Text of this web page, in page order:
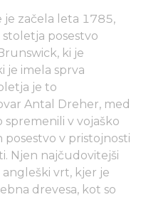
je začela leta 1785,
posestvo
ki je
je imela sprva
je to
Antal Dreher, med
spremenili v vojaško
posestvo v pristojnosti
Njen najčudovitejši
vrt, kjer je
drevesa, kot so